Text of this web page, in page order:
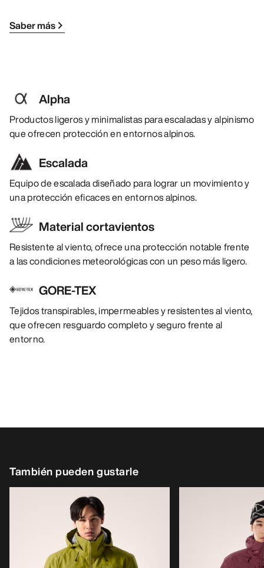
Saber más
Alpha
Productos ligeros y minimalistas para escaladas y alpinismo
que ofrecen protección en entornos alpinos.
Escalada
Equipo de escalada diseñado para lograr un movimiento y
una protección eficaces en entornos alpinos.
Material cortavientos
Resistente al viento, ofrece una protección notable frente
a las condiciones meteorológicas con un peso más ligero.
GORE-TEX
Tejidos transpirables, impermeables y resistentes al viento,
que ofrecen resguardo completo y seguro frente al
entorno.
También pueden gustarle